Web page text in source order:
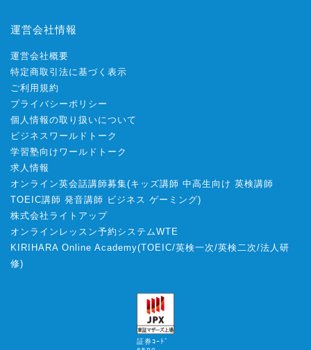
運営会社情報
運営会社概要
特定商取引法に基づく表示
ご利用規約
プライバシーポリシー
個人情報の取り扱いについて
ビジネスワールドトーク
学習塾向けワールドトーク
求人情報
オンライン英会話講師募集(キッズ講師 中高生向け 英検講師
TOEIC講師 発音講師 ビジネス ゲーミング)
株式会社ライトアップ
オンラインレッスン予約システムWTE
KIRIHARA Online Academy(TOEIC/英検一次/英検二次/法人研
修)
証券ｺｰﾄﾞ